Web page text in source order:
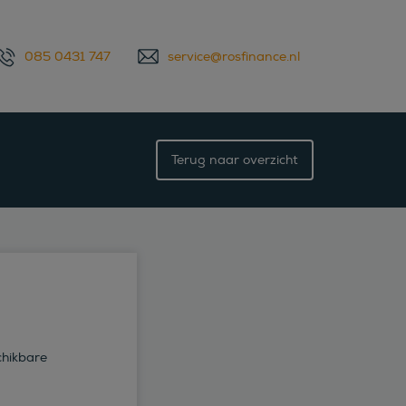
085 0431 747 service@rosfinance.nl
Terug naar overzicht